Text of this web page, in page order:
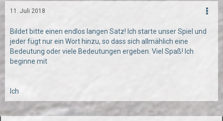
11. Juli 2018
Bildet bitte einen endlos langen Satz! Ich starte unser Spiel und
jeder fügt nur ein Wort hinzu, so dass sich allmählich eine
Bedeutung oder viele Bedeutungen ergeben. Viel Spaß! Ich
beginne mit
Ich